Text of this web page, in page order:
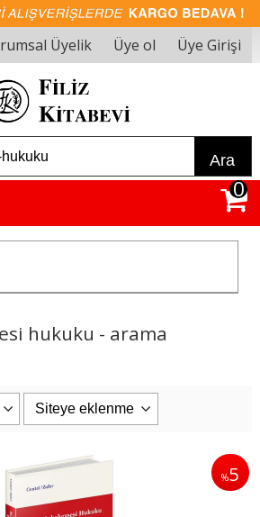
Üyelik Üye ol Üye Girişi
Ara
0
hukuku - arama
%5